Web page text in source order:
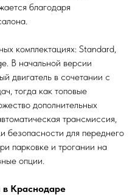
благодаря
комплектациях: Standard,
В начальной версии
двигатель в сочетании с
тогда как топовые
дополнительных
трансмиссия,
для переднего
парковке и трогании на
опции.
в Краснодаре